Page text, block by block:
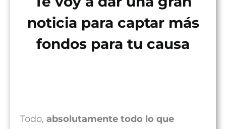
noticia para captar más
fondos para tu causa
Todo, absolutamente todo lo que